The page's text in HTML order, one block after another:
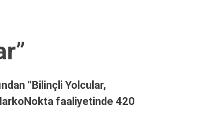
“Bilinçli Yolcular,
faaliyetinde 420